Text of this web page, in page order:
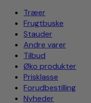
Træer
Frugtbuske
Stauder
Andre varer
Tilbud
Øko produkter
Prisklasse
Forudbestilling
Nyheder